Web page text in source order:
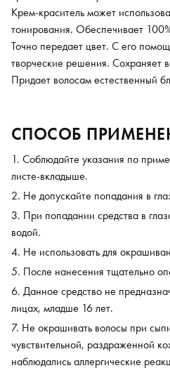
Крем-краситель может
тонирования. Обеспечивает
Точно передает цвет. С его
творческие решения. Сохраняет
Придает волосам естественный
СПОСОБ
Соблюдайте указания по
листе-вкладыше.
Не допускайте попадания в
При попадании средства в
водой.
Не использовать для
После нанесения тщательно
Данное средство не
лицах, младше 16 лет.
Не окрашивать волосы при
чувствительной, раздраженной
наблюдались аллергические